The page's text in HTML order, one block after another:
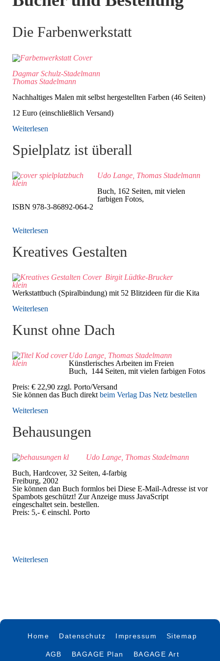
Die Farbenwerkstatt
Dagmar Schulz-Stadelmann
Thomas Stadelmann
Nachhaltiges Malen mit selbst hergestellten Farben (46 Seiten)
12 Euro (einschließlich Versand)
Weiterlesen
Spielplatz ist überall
Udo Lange, Thomas Stadelmann
Buch, 162 Seiten, mit vielen
farbigen Fotos,
ISBN 978-3-86892-064-2
Weiterlesen
Kreatives Gestalten
Birgit Lüdtke-Brucker
Werkstattbuch (Spiralbindung) mit 52 Blitzideen für die Kita
Weiterlesen
Kunst ohne Dach
Udo Lange, Thomas Stadelmann
Künstlerisches Arbeiten im Freien
Buch, 144 Seiten, mit vielen farbigen Fotos
Preis: € 22,90 zzgl. Porto/Versand
Sie können das Buch direkt beim Verlag Das Netz bestellen
Weiterlesen
Behausungen
Udo Lange, Thomas Stadelmann
Buch, Hardcover, 32 Seiten, 4-farbig
Freiburg, 2002
Sie können dan Buch formlos bei Diese E-Mail-Adresse ist vor
Spambots geschützt! Zur Anzeige muss JavaScript
eingeschaltet sein. bestellen.
Preis: 5,- € einschl. Porto
Weiterlesen
Home Datenschutz Impressum Sitemap
AGB BAGAGE Plan BAGAGE Art